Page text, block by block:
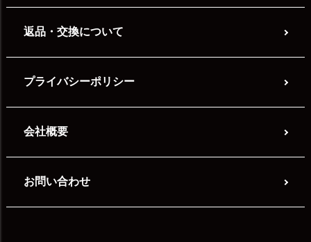
返品・交換について
プライバシーポリシー
会社概要
お問い合わせ